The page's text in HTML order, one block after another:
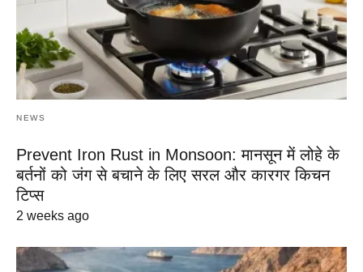
NEWS
Prevent Iron Rust in Monsoon: मानसून में लोहे के
बर्तनों को जंग से बचाने के लिए सरल और कारगर किचन
टिप्स
2 weeks ago